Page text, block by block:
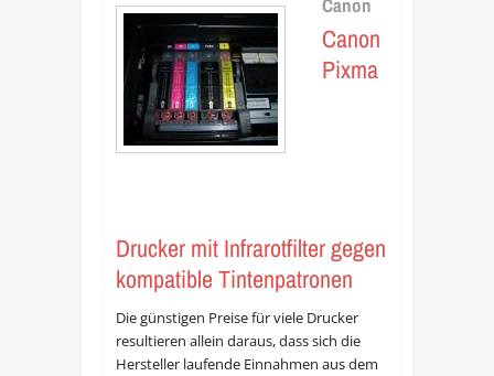
Canon
Pixma
Drucker mit Infrarotfilter gegen
kompatible Tintenpatronen
Die günstigen Preise für viele Drucker
resultieren allein daraus, dass sich die
Hersteller laufende Einnahmen aus dem